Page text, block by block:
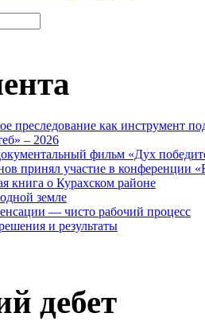
преследование как инструмент
– 2026
фильм «Дух
принял участие в конференции
книга о Курахском районе
земле
— чисто рабочий процесс
и результаты
дебет